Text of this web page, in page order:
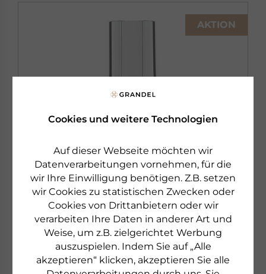
Cookies und weitere Technologien
Auf dieser Webseite möchten wir
Datenverarbeitungen vornehmen, für die
wir Ihre Einwilligung benötigen. Z.B. setzen
wir Cookies zu statistischen Zwecken oder
Cookies von Drittanbietern oder wir
verarbeiten Ihre Daten in anderer Art und
Weise, um z.B. zielgerichtet Werbung
auszuspielen. Indem Sie auf „Alle
akzeptieren“ klicken, akzeptieren Sie alle
AKTION
DR. GRANDEL
CLEANSING